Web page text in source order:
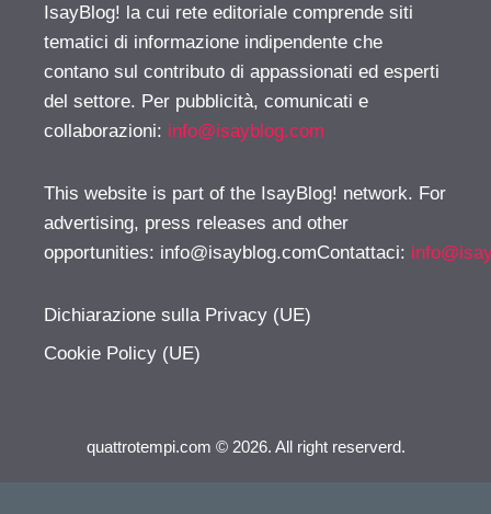
IsayBlog! la cui rete editoriale comprende siti
tematici di informazione indipendente che
contano sul contributo di appassionati ed esperti
del settore. Per pubblicità, comunicati e
collaborazioni: info@isayblog.com
This website is part of the IsayBlog! network. For
advertising, press releases and other
opportunities: info@isayblog.comContattaci:
Dichiarazione sulla Privacy (UE)
Cookie Policy (UE)
quattrotempi.com © 2026. All right reserverd.